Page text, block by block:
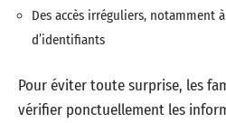
Des accès irréguliers, notamment
d’identifiants
Pour éviter toute surprise, les
vérifier ponctuellement les